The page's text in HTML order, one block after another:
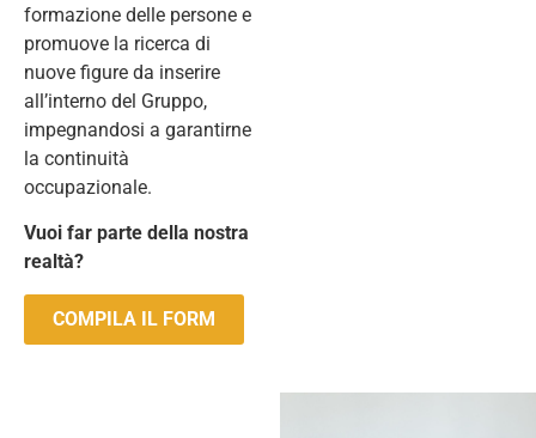
formazione delle persone e
promuove la ricerca di
nuove figure da inserire
all’interno del Gruppo,
impegnandosi a garantirne
la continuità
occupazionale.
Vuoi far parte della nostra
realtà?
COMPILA IL FORM